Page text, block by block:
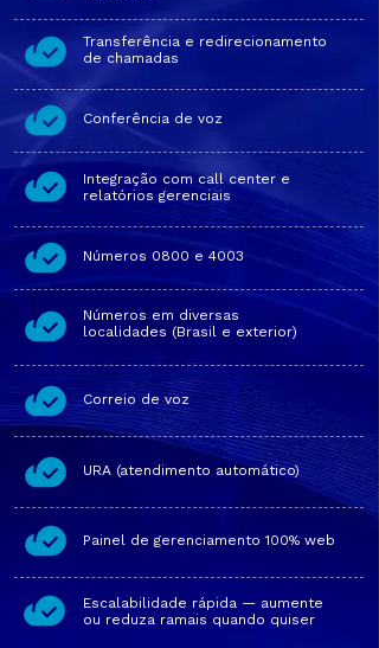
Transferência e redirecionamento
de chamadas
Conferência de voz
Integração com call center e
relatórios gerenciais
Números 0800 e 4003
Números em diversas
localidades (Brasil e exterior)
Correio de voz
URA (atendimento automático)
Painel de gerenciamento 100% web
Escalabilidade rápida — aumente
ou reduza ramais quando quiser